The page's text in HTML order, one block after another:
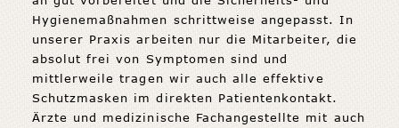
Hygienemaßnahmen schrittweise angepasst. In
unserer Praxis arbeiten nur die Mitarbeiter, die
absolut frei von Symptomen sind und
mittlerweile tragen wir auch alle effektive
Schutzmasken im direkten Patientenkontakt.
Ärzte und medizinische Fachangestellte mit auch